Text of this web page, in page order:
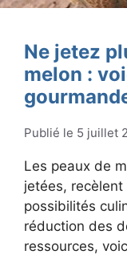
Ne jetez
melon :
5 juillet
Les peaux de
jetées,
possibilités
réduction des
ressources,